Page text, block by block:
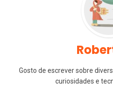
Gosto de escrever sobre
curiosidades e